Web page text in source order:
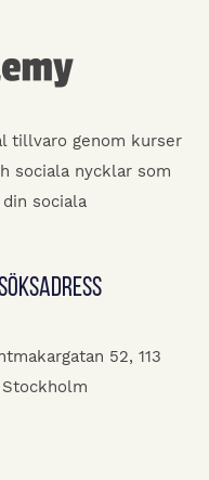
tillvaro genom kurser
sociala nycklar som
sociala
52, 113